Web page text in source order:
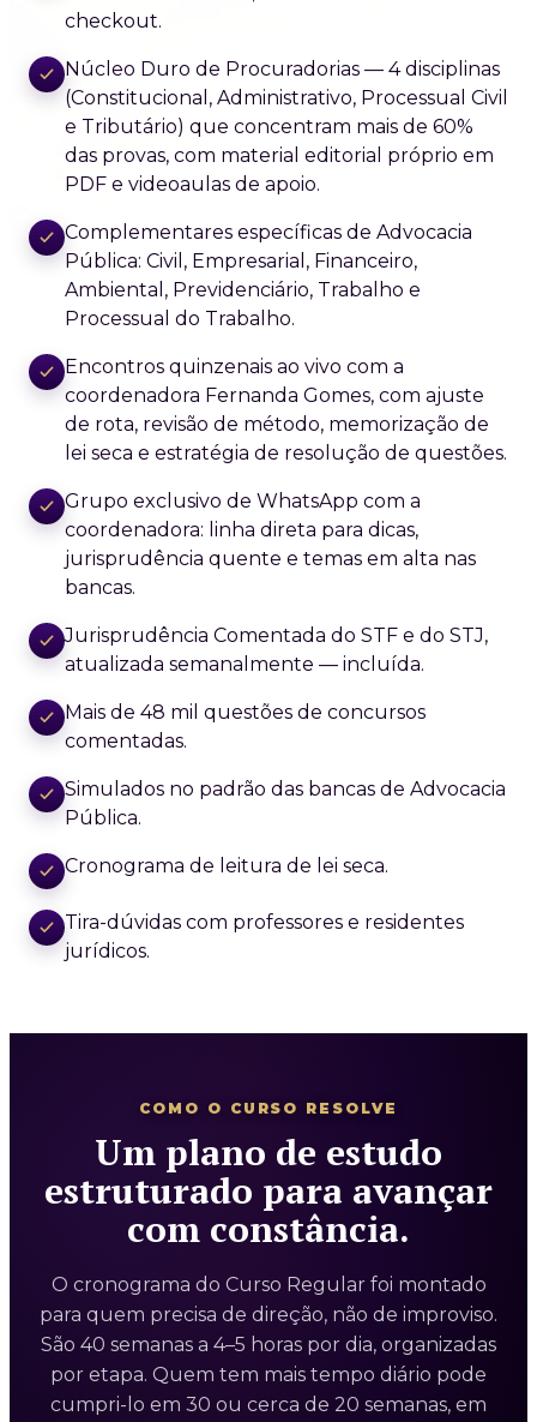
checkout.
Núcleo Duro de Procuradorias — 4 disciplinas
(Constitucional, Administrativo, Processual Civil
e Tributário) que concentram mais de 60%
das provas, com material editorial próprio em
PDF e videoaulas de apoio.
Complementares específicas de Advocacia
Pública: Civil, Empresarial, Financeiro,
Ambiental, Previdenciário, Trabalho e
Processual do Trabalho.
Encontros quinzenais ao vivo com a
coordenadora Fernanda Gomes, com ajuste
de rota, revisão de método, memorização de
lei seca e estratégia de resolução de questões.
Grupo exclusivo de WhatsApp com a
coordenadora: linha direta para dicas,
jurisprudência quente e temas em alta nas
bancas.
Jurisprudência Comentada do STF e do STJ,
atualizada semanalmente — incluída.
Mais de 48 mil questões de concursos
comentadas.
Simulados no padrão das bancas de Advocacia
Pública.
Cronograma de leitura de lei seca.
Tira-dúvidas com professores e residentes
jurídicos.
COMO O CURSO RESOLVE
Um plano de estudo
estruturado para avançar
com constância.
O cronograma do Curso Regular foi montado
para quem precisa de direção, não de improviso.
São 40 semanas a 4–5 horas por dia, organizadas
por etapa. Quem tem mais tempo diário pode
cumpri-lo em 30 ou cerca de 20 semanas, em